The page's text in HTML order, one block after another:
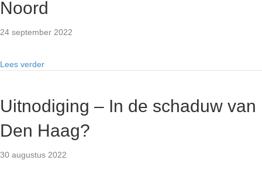
Noord
24 september 2022
Lees verder
Uitnodiging – In de schaduw van
Den Haag?
30 augustus 2022